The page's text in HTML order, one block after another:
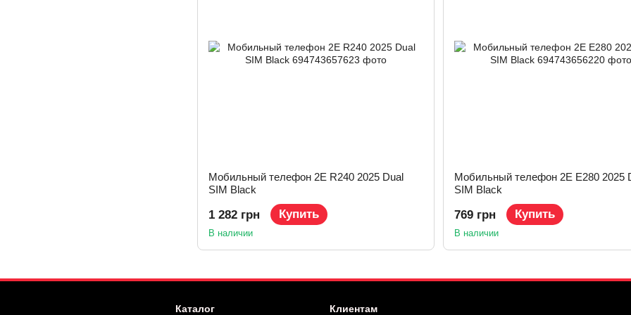
Мобильный телефон 2E R240 2025 Dual
SIM Black
1 282 грн Купить
В наличии
Мобильный телефон 2E E280 2025
SIM Black
769 грн Купить
В наличии
Каталог Клиентам